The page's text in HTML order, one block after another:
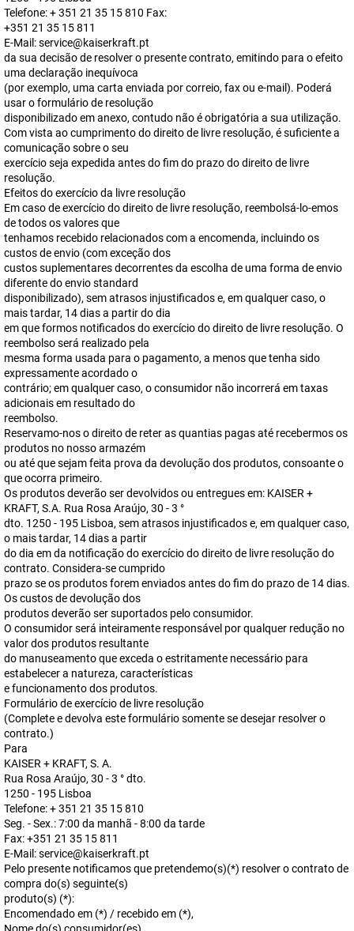
Telefone: + 351 21 35 15 810 Fax:
+351 21 35 15 811
E-Mail: service@kaiserkraft.pt
da sua decisão de resolver o presente contrato, emitindo para o efeito
uma declaração inequívoca
(por exemplo, uma carta enviada por correio, fax ou e-mail). Poderá
usar o formulário de resolução
disponibilizado em anexo, contudo não é obrigatória a sua utilização.
Com vista ao cumprimento do direito de livre resolução, é suficiente a
comunicação sobre o seu
exercício seja expedida antes do fim do prazo do direito de livre
resolução.
Efeitos do exercício da livre resolução
Em caso de exercício do direito de livre resolução, reembolsá-lo-emos
de todos os valores que
tenhamos recebido relacionados com a encomenda, incluindo os
custos de envio (com exceção dos
custos suplementares decorrentes da escolha de uma forma de envio
diferente do envio standard
disponibilizado), sem atrasos injustificados e, em qualquer caso, o
mais tardar, 14 dias a partir do dia
em que formos notificados do exercício do direito de livre resolução. O
reembolso será realizado pela
mesma forma usada para o pagamento, a menos que tenha sido
expressamente acordado o
contrário; em qualquer caso, o consumidor não incorrerá em taxas
adicionais em resultado do
reembolso.
Reservamo-nos o direito de reter as quantias pagas até recebermos os
produtos no nosso armazém
ou até que sejam feita prova da devolução dos produtos, consoante o
que ocorra primeiro.
Os produtos deverão ser devolvidos ou entregues em: KAISER +
KRAFT, S.A. Rua Rosa Araújo, 30 - 3 °
dto. 1250 - 195 Lisboa, sem atrasos injustificados e, em qualquer caso,
o mais tardar, 14 dias a partir
do dia em da notificação do exercício do direito de livre resolução do
contrato. Considera-se cumprido
prazo se os produtos forem enviados antes do fim do prazo de 14 dias.
Os custos de devolução dos
produtos deverão ser suportados pelo consumidor.
O consumidor será inteiramente responsável por qualquer redução no
valor dos produtos resultante
do manuseamento que exceda o estritamente necessário para
estabelecer a natureza, características
e funcionamento dos produtos.
Formulário de exercício de livre resolução
(Complete e devolva este formulário somente se desejar resolver o
contrato.)
Para
KAISER + KRAFT, S. A.
Rua Rosa Araújo, 30 - 3 ° dto.
1250 - 195 Lisboa
Telefone: + 351 21 35 15 810
Seg. - Sex.: 7:00 da manhã - 8:00 da tarde
Fax: +351 21 35 15 811
E-Mail: service@kaiserkraft.pt
Pelo presente notificamos que pretendemo(s)(*) resolver o contrato de
compra do(s) seguinte(s)
produto(s) (*):
Encomendado em (*) / recebido em (*),